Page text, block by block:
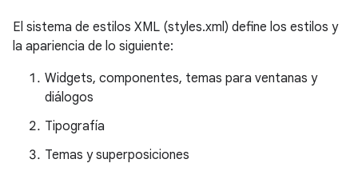
El sistema de estilos XML (styles.xml) define los estilos y
la apariencia de lo siguiente:
Widgets, componentes, temas para ventanas y
diálogos
Tipografía
Temas y superposiciones